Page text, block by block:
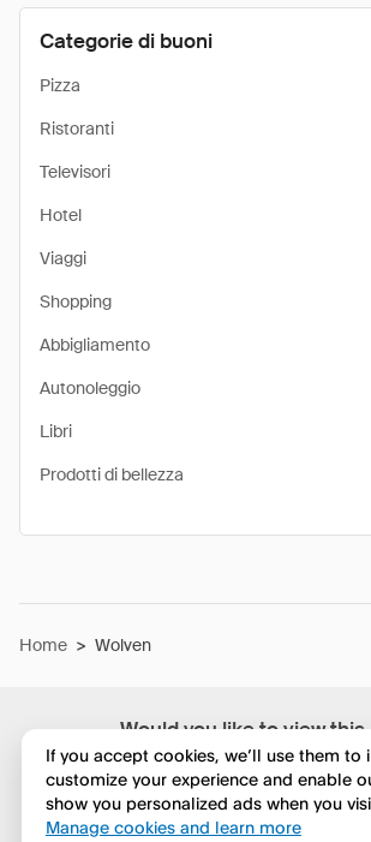
Would you like to view this
in English?
No, continua a esplorare
Categorie di buoni
Pizza
Ristoranti
Televisori
Hotel
Viaggi
Shopping
Abbigliamento
Autonoleggio
Libri
Prodotti di bellezza
Home > Wolven
If you accept cookies, we’ll use them to
customize your experience and enable
show you personalized ads when you
Manage cookies and learn more